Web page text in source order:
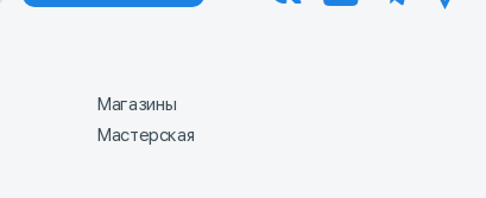
Магазины
Мастерская